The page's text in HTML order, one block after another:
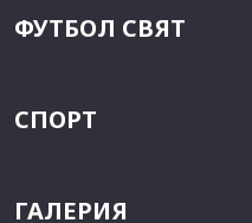
ФУТБОЛ СВЯТ
СПОРТ
ГАЛЕРИЯ